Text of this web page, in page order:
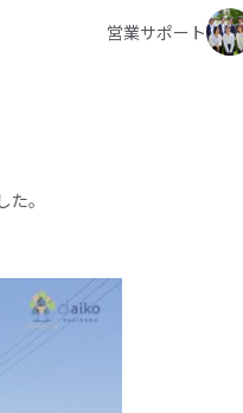
営業サポート
。